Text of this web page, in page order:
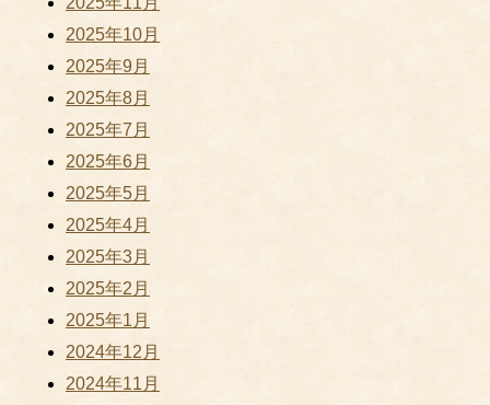
2025年10月
2025年9月
2025年8月
2025年7月
2025年6月
2025年5月
2025年4月
2025年3月
2025年2月
2025年1月
2024年12月
2024年11月